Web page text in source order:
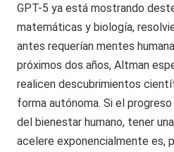
GPT-5 ya está mostrando
matemáticas y biología,
antes requerían mentes
próximos dos años, Altman
realicen descubrimientos
forma autónoma. Si el
del bienestar humano, tener
acelere exponencialmente es,